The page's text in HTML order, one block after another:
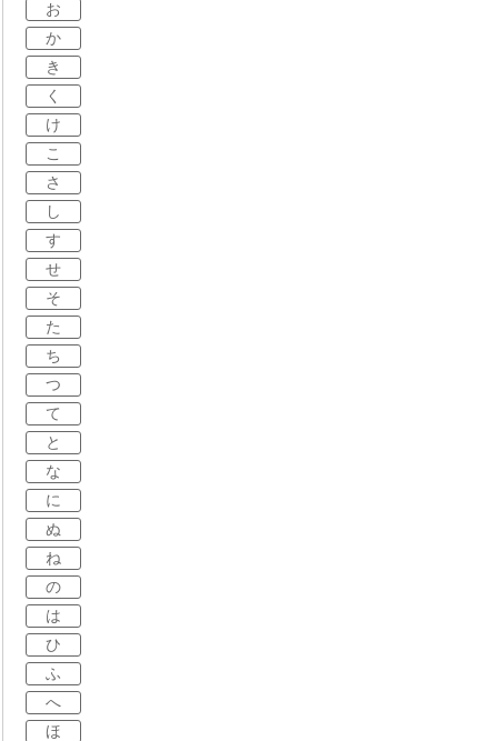
お
か
き
く
け
こ
さ
し
す
せ
そ
た
ち
つ
て
と
な
に
ぬ
ね
の
は
ひ
ふ
へ
ほ